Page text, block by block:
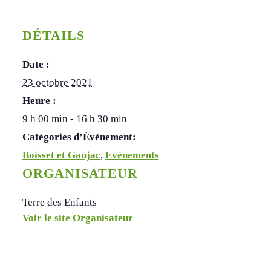
DÉTAILS
Date :
23 octobre 2021
Heure :
9 h 00 min - 16 h 30 min
Catégories d’Évènement:
Boisset et Gaujac, Evènements
ORGANISATEUR
Terre des Enfants
Voir le site Organisateur